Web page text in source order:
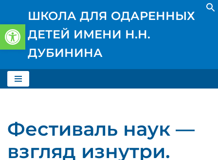
Открыть панель инструментов
Перейти
к
содержимому
ШКОЛА ДЛЯ ОДАРЕННЫХ
ДЕТЕЙ ИМЕНИ Н.Н.
ДУБИНИНА
Фестиваль наук —
взгляд изнутри.